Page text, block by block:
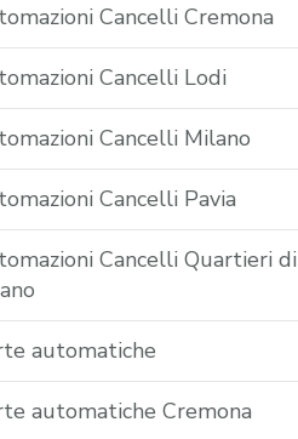
Cancelli Cremona
Cancelli Lodi
Cancelli Milano
Cancelli Pavia
Cancelli Quartieri di
automatiche
automatiche Cremona